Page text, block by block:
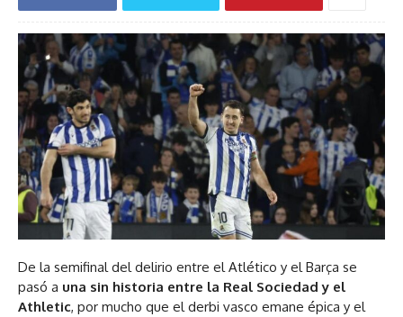
De la semifinal del delirio entre el Atlético y el Barça se
pasó a una sin historia entre la Real Sociedad y el
Athletic, por mucho que el derbi vasco emane épica y el